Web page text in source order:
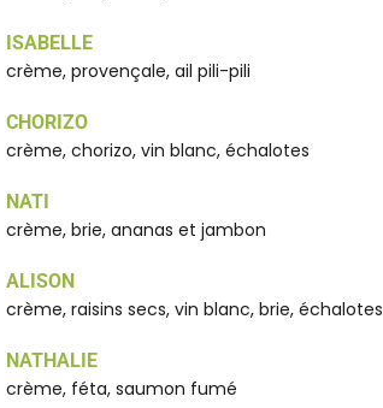
ISABELLE
crème, provençale, ail pili-pili
CHORIZO
crème, chorizo, vin blanc, échalotes
NATI
crème, brie, ananas et jambon
ALISON
crème, raisins secs, vin blanc, brie, échalotes
NATHALIE
crème, féta, saumon fumé